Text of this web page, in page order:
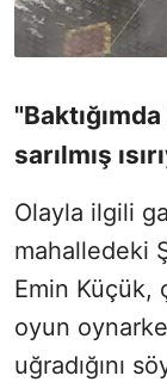
sarılmış
Olayla ilgili
mahalledeki
Emin Küçük,
oyun
uğradığını